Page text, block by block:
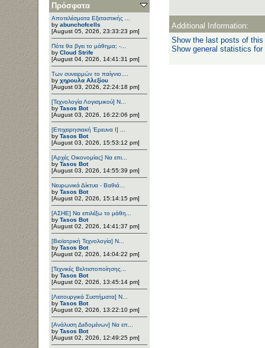
Πρόσφατα
Αποτελέσματα Εξεταστικής ...
by abunchofcells
[August 05, 2026, 23:33:23 pm]
Πότε θα βγει το μάθημα; -...
by Cloud Strife
[August 04, 2026, 14:41:31 pm]
Των συνειρμών το παίγνιο....
by χηρουλα Αλεξίου
[August 03, 2026, 22:24:18 pm]
[Τεχνολογία Λογισμικού] Ν...
by Tasos Bot
[August 03, 2026, 16:22:06 pm]
[Επιχειρησιακή Έρευνα Ι] ...
by Tasos Bot
[August 03, 2026, 15:53:12 pm]
[Αρχές Οικονομίας] Να επι...
by Tasos Bot
[August 03, 2026, 14:55:39 pm]
Νευρωνικά Δίκτυα - Βαθιά...
by Tasos Bot
[August 02, 2026, 15:14:15 pm]
[ΑΣΗΕ] Να επιλέξω το μάθη...
by Tasos Bot
[August 02, 2026, 14:41:37 pm]
[Βιοϊατρική Τεχνολογία] Ν...
by Tasos Bot
[August 02, 2026, 14:04:22 pm]
[Τεχνικές Βελτιστοποίησης...
by Tasos Bot
[August 02, 2026, 13:45:14 pm]
[Λειτουργικά Συστήματα] Ν...
by Tasos Bot
[August 02, 2026, 13:22:10 pm]
[Ανάλυση Δεδομένων] Να επ...
by Tasos Bot
[August 02, 2026, 12:49:25 pm]
Additional Information:
Show the last posts of this
Show general statistics for